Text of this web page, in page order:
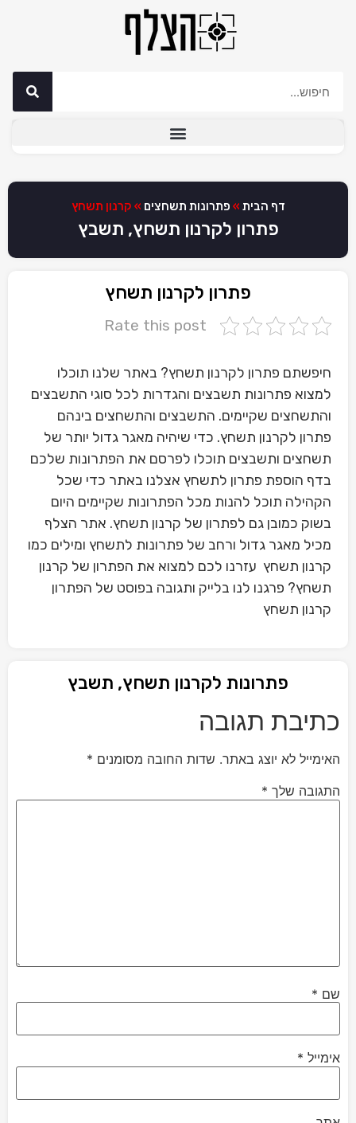
דף הבית » פתרונות תשחצים » קרנון תשחץ
פתרון לקרנון תשחץ, תשבץ
פתרון לקרנון תשחץ
Rate this post
חיפשתם פתרון לקרנון תשחץ? באתר שלנו תוכלו
למצוא פתרונות תשבצים והגדרות לכל סוגי התשבצים
והתשחצים שקיימים. התשבצים והתשחצים בינהם
פתרון לקרנון תשחץ. כדי שיהיה מאגר גדול יותר של
תשחצים ותשבצים תוכלו לפרסם את הפתרונות שלכם
בדף הוספת פתרון לתשחץ אצלנו באתר כדי שכל
הקהילה תוכל להנות מכל הפתרונות שקיימים היום
בשוק כמובן גם לפתרון של קרנון תשחץ. אתר הצלף
מכיל מאגר גדול ורחב של פתרונות לתשחץ ומילים כמו
קרנון תשחץ עזרנו לכם למצוא את הפתרון של קרנון
תשחץ? פרגנו לנו בלייק ותגובה בפוסט של הפתרון
קרנון תשחץ
פתרונות לקרנון תשחץ, תשבץ
כתיבת תגובה
האימייל לא יוצג באתר. שדות החובה מסומנים *
התגובה שלך *
שם *
אימייל *